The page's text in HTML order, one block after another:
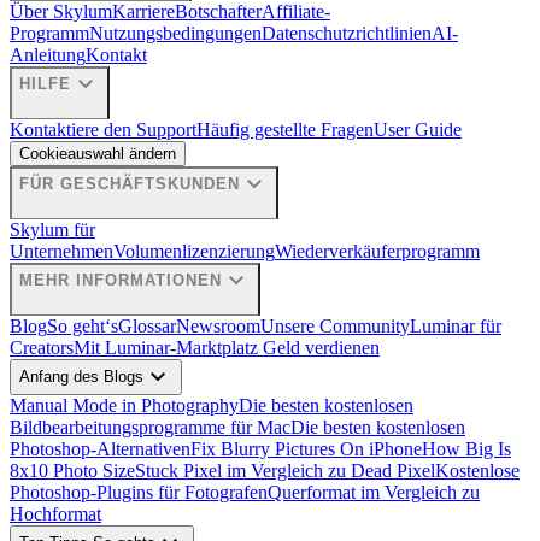
Über SkylumKarriereBotschafterAffiliate-
ProgrammNutzungsbedingungenDatenschutzrichtlinienAI-
AnleitungKontakt
HILFE expand_more
Kontaktiere den SupportHäufig gestellte FragenUser Guide
Cookieauswahl ändern
FÜR GESCHÄFTSKUNDEN expand_more
Skylum für
UnternehmenVolumenlizenzierungWiederverkäuferprogramm
MEHR INFORMATIONEN expand_more
BlogSo geht‘sGlossarNewsroomUnsere CommunityLuminar für
CreatorsMit Luminar-Marktplatz Geld verdienen
Anfang des Blogs expand_more
Manual Mode in PhotographyDie besten kostenlosen
Bildbearbeitungsprogramme für MacDie besten kostenlosen
Photoshop-AlternativenFix Blurry Pictures On iPhoneHow Big Is
8x10 Photo SizeStuck Pixel im Vergleich zu Dead PixelKostenlose
Photoshop-Plugins für FotografenQuerformat im Vergleich zu
Hochformat